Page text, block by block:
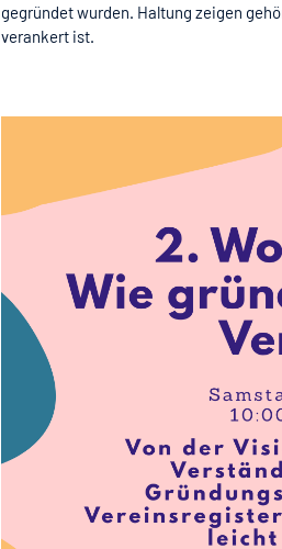
gegründet wurden. Haltung zeigen
verankert ist.